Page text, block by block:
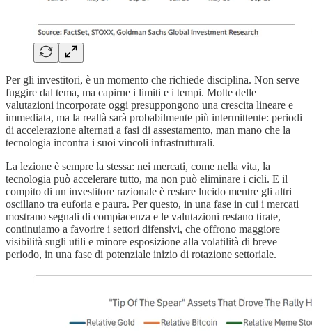
Per gli investitori, è un momento che richiede disciplina. Non serve
fuggire dal tema, ma capirne i limiti e i tempi. Molte delle
valutazioni incorporate oggi presuppongono una crescita lineare e
immediata, ma la realtà sarà probabilmente più intermittente: periodi
di accelerazione alternati a fasi di assestamento, man mano che la
tecnologia incontra i suoi vincoli infrastrutturali.
La lezione è sempre la stessa: nei mercati, come nella vita, la
tecnologia può accelerare tutto, ma non può eliminare i cicli. E il
compito di un investitore razionale è restare lucido mentre gli altri
oscillano tra euforia e paura. Per questo, in una fase in cui i mercati
mostrano segnali di compiacenza e le valutazioni restano tirate,
continuiamo a favorire i settori difensivi, che offrono maggiore
visibilità sugli utili e minore esposizione alla volatilità di breve
periodo, in una fase di potenziale inizio di rotazione settoriale.